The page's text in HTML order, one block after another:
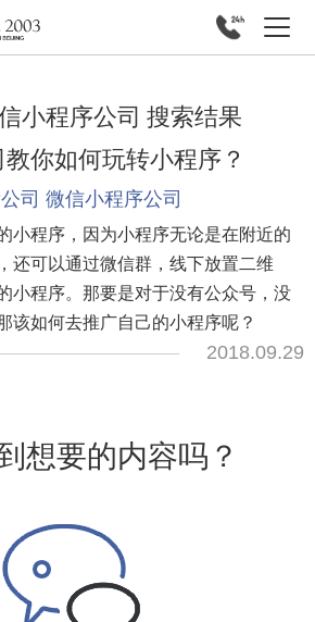
小程序公司 搜索结果
你如何玩转小程序？
司 微信小程序公司
小程序，因为小程序无论是在附近的
还可以通过微信群，线下放置二维
小程序。那要是对于没有公众号，没
该如何去推广自己的小程序呢？
2018.09.29
想要的内容吗？